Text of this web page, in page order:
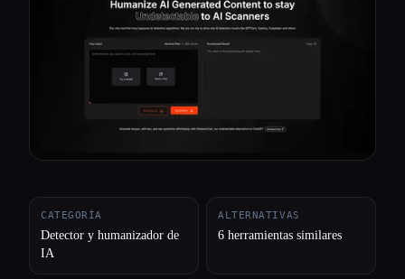
CATEGORÍA
Detector y humanizador de
IA
ALTERNATIVAS
6 herramientas similares